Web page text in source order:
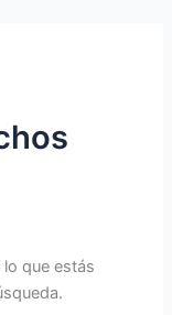
que estás